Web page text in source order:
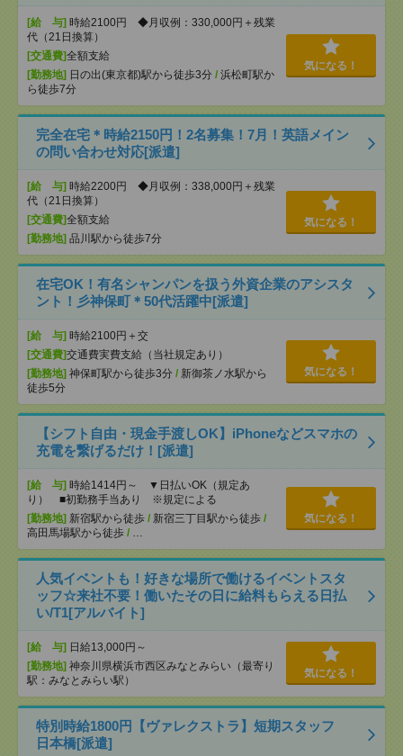
[給 与] 時給2100円 ◆月収例：330,000円＋残業
代（21日換算）
[交通費]全額支給
[勤務地] 日の出(東京都)駅から徒歩3分 / 浜松町駅か
ら徒歩7分
気になる！
完全在宅＊時給2150円！2名募集！7月！英語メイン
の問い合わせ対応[派遣]
[給 与] 時給2200円 ◆月収例：338,000円＋残業
代（21日換算）
[交通費]全額支給
[勤務地] 品川駅から徒歩7分
気になる！
在宅OK！有名シャンパンを扱う外資企業のアシスタ
ント！彡神保町＊50代活躍中[派遣]
[給 与] 時給2100円＋交
[交通費]交通費実費支給（当社規定あり）
[勤務地] 神保町駅から徒歩3分 / 新御茶ノ水駅から
徒歩5分
気になる！
【シフト自由・現金手渡しOK】iPhoneなどスマホの
充電を繋げるだけ！[派遣]
[給 与] 時給1414円～ ▼日払いOK（規定あ
り） ■初勤務手当あり ※規定による
[勤務地] 新宿駅から徒歩 / 新宿三丁目駅から徒歩 /
高田馬場駅から徒歩 / …
気になる！
人気イベントも！好きな場所で働けるイベントスタ
ッフ☆来社不要！働いたその日に給料もらえる日払
い/T1[アルバイト]
[給 与] 日給13,000円～
[勤務地] 神奈川県横浜市西区みなとみらい（最寄り
駅：みなとみらい駅）
気になる！
特別時給1800円【ヴァレクストラ】短期スタッフ
日本橋[派遣]